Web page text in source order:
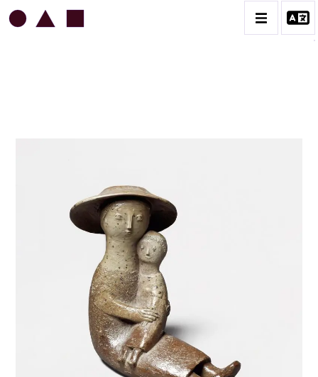
CATALOGUE DES OEUVRES
ART SACRÉ
BESTIAIRE
BOUQUETIÈRES
CÉRAMIQUE ARCHITECTURALE
CÉRAMIQUE DU QUOTIDIEN
COUPES ET PLATS
DIVERS
PERSONNAGES
PIÈCES A MAIN ET CENDRIERS